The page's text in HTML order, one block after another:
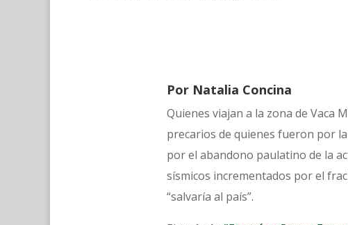
Por Natalia Concina
Quienes viajan a la zona de Vaca
precarios de quienes fueron por
por el abandono paulatino de la
sísmicos incrementados por el
“salvaría al país”.